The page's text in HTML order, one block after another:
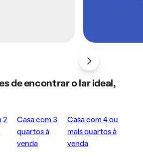
de encontrar o lar ideal,
2
Casa com 3
quartos à
venda
Casa com 4 ou
mais quartos à
venda